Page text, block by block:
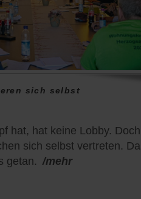
sich selbst
hat, hat keine Lobby.
sich selbst vertreten.
getan. /mehr